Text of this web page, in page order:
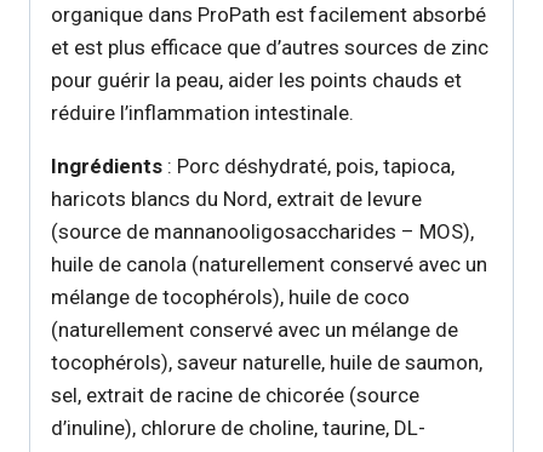
organique dans ProPath est facilement absorbé
et est plus efficace que d’autres sources de zinc
pour guérir la peau, aider les points chauds et
réduire l’inflammation intestinale.
Ingrédients : Porc déshydraté, pois, tapioca,
haricots blancs du Nord, extrait de levure
(source de mannanooligosaccharides – MOS),
huile de canola (naturellement conservé avec un
mélange de tocophérols), huile de coco
(naturellement conservé avec un mélange de
tocophérols), saveur naturelle, huile de saumon,
sel, extrait de racine de chicorée (source
d’inuline), chlorure de choline, taurine, DL-